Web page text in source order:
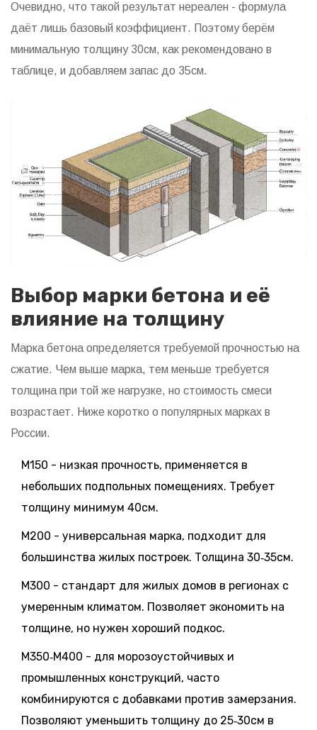
Очевидно, что такой результат нереален - формула
даёт лишь базовый коэффициент. Поэтому берём
минимальную толщину 30см, как рекомендовано в
таблице, и добавляем запас до 35см.
Выбор марки бетона и её
влияние на толщину
Марка бетона определяется требуемой прочностью на
сжатие. Чем выше марка, тем меньше требуется
толщина при той же нагрузке, но стоимость смеси
возрастает. Ниже коротко о популярных марках в
России.
М150 - низкая прочность, применяется в
небольших подпольных помещениях. Требует
толщину минимум 40см.
М200 - универсальная марка, подходит для
большинства жилых построек. Толщина 30‑35см.
М300 - стандарт для жилых домов в регионах с
умеренным климатом. Позволяет экономить на
толщине, но нужен хороший подкос.
М350‑М400 - для морозоустойчивых и
промышленных конструкций, часто
комбинируются с добавками против замерзания.
Позволяют уменьшить толщину до 25‑30см в